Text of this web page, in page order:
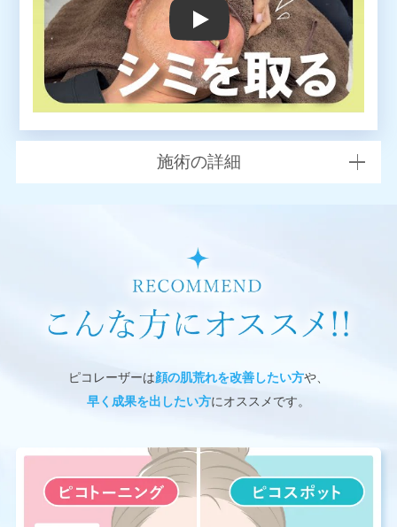
YouTube video player
施術の詳細
ピコレーザーは顔の肌荒れを改善したい方や、
早く成果を出したい方にオススメです。